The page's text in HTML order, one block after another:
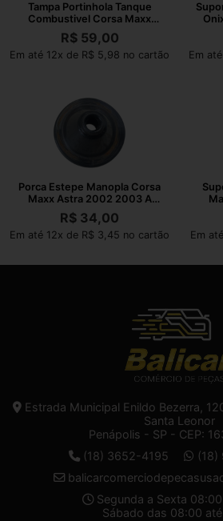
Tampa Portinhola Tanque
Combustivel Corsa Maxx
2004 A 2012
R$59,00
Em até 12x de R$ 5,98 no cartão Em
Porca Estepe Manopla Corsa
Maxx Astra 2002 2003 A
2010
R$ 34,00
Em até 12x de R$ 3,45 no cartão Em
Estrada Municipal Enildo Bezerra,
Santa Leonor
Penápolis - SP - CEP:
(18) 3652-4195
Segunda a Sexta
Sábado das 08:00